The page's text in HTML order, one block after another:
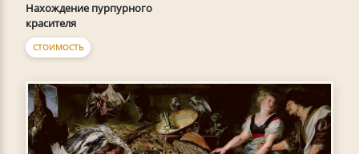
Нахождение пурпурного
красителя
СТОИМОСТЬ